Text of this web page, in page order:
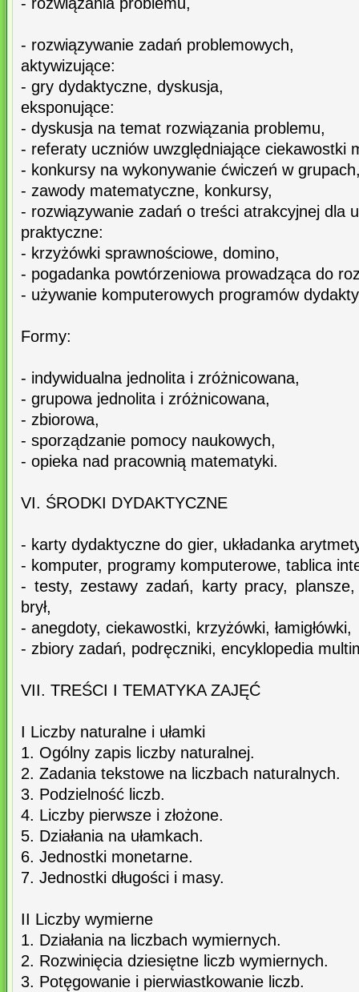
- rozwiązywanie zadań problemowych,
aktywizujące:
- gry dydaktyczne, dyskusja,
eksponujące:
- dyskusja na temat rozwiązania problemu,
- referaty uczniów uwzględniające ciekawostki
- konkursy na wykonywanie ćwiczeń w
- zawody matematyczne, konkursy,
- rozwiązywanie zadań o treści atrakcyjnej dla
praktyczne:
- krzyżówki sprawnościowe, domino,
- pogadanka powtórzeniowa prowadząca do
- używanie komputerowych programów
Formy:
- indywidualna jednolita i zróżnicowana,
- grupowa jednolita i zróżnicowana,
- zbiorowa,
- sporządzanie pomocy naukowych,
- opieka nad pracownią matematyki.
VI. ŚRODKI DYDAKTYCZNE
- karty dydaktyczne do gier, układanka
- komputer, programy komputerowe, tablica
- testy, zestawy zadań, karty pracy,
brył,
- anegdoty, ciekawostki, krzyżówki, łamigłówki,
- zbiory zadań, podręczniki, encyklopedia
VII. TREŚCI I TEMATYKA ZAJĘĆ
I Liczby naturalne i ułamki
1. Ogólny zapis liczby naturalnej.
2. Zadania tekstowe na liczbach naturalnych.
3. Podzielność liczb.
4. Liczby pierwsze i złożone.
5. Działania na ułamkach.
6. Jednostki monetarne.
7. Jednostki długości i masy.
II Liczby wymierne
1. Działania na liczbach wymiernych.
2. Rozwinięcia dziesiętne liczb wymiernych.
3. Potęgowanie i pierwiastkowanie liczb.